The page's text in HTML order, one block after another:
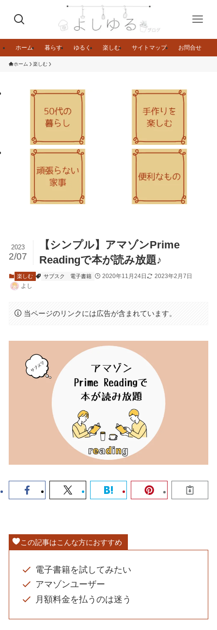
ホーム 暮らす ゆるく 楽しむ サイトマップ お問合せ
ホーム 楽しむ
【シンプル】アマゾンPrime
Readingで本が読み放題♪
2023
2/07
楽しむ サブスク 電子書籍 2020年11月24日
2023年2月7日
よし
当ページのリンクには広告が含まれています。
この記事はこんな方におすすめ
電子書籍を試してみたい
アマゾンユーザー
月額料金を払うのは迷う